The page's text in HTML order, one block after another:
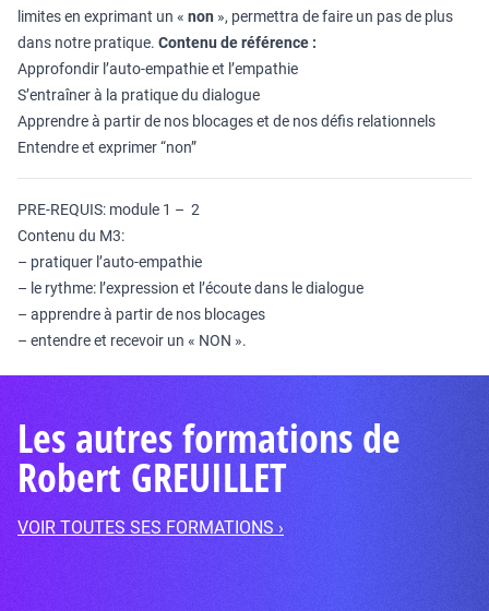
limites en exprimant un « non », permettra de faire un pas de plus
dans notre pratique. Contenu de référence :
Approfondir l’auto-empathie et l’empathie
S’entraîner à la pratique du dialogue
Apprendre à partir de nos blocages et de nos défis relationnels
Entendre et exprimer “non”
PRE-REQUIS: module 1 – 2
Contenu du M3:
– pratiquer l’auto-empathie
– le rythme: l’expression et l’écoute dans le dialogue
– apprendre à partir de nos blocages
– entendre et recevoir un « NON ».
Les autres formations de
Robert GREUILLET
VOIR TOUTES SES FORMATIONS ›